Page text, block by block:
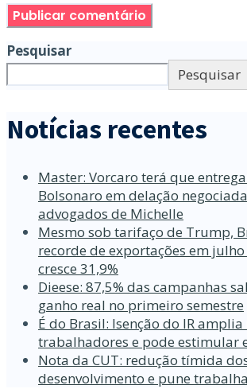
Pesquisar
Pesquisar
Notícias recentes
Master: Vorcaro terá que
Bolsonaro em delação
advogados de Michelle
Mesmo sob tarifaço de Trump,
recorde de exportações em
cresce 31,9%
Dieese: 87,5% das campanhas
ganho real no primeiro semestre
É do Brasil: Isenção do IR
trabalhadores e pode estimular
Nota da CUT: redução tímida
desenvolvimento e pune